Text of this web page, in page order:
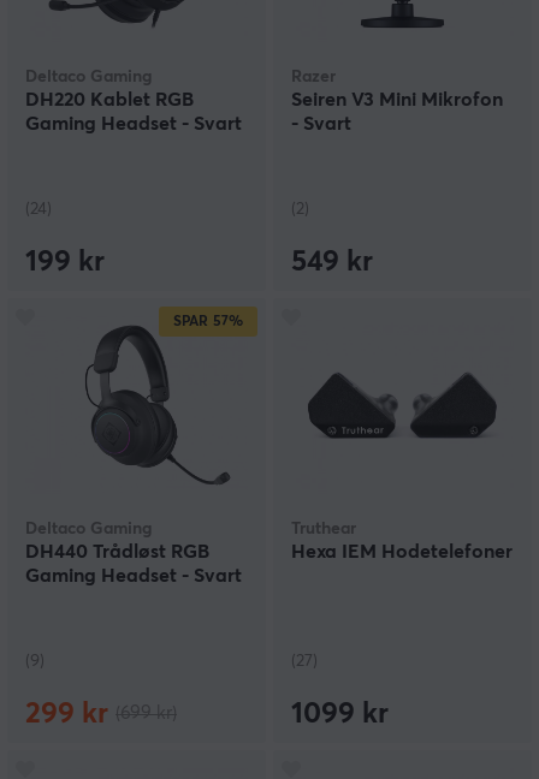
Deltaco Gaming
DH220 Kablet RGB
Gaming Headset - Svart
(24)
199 kr
Razer
Seiren V3 Mini Mikrofon
- Svart
(2)
549 kr
SPAR 57%
Deltaco Gaming
DH440 Trådløst RGB
Gaming Headset - Svart
(9)
299 kr
Truthear
Hexa IEM Hodetelefoner
(27)
1099 kr